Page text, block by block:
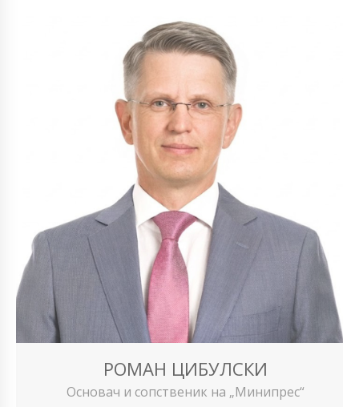
РОМАН ЦИБУЛСКИ
Основач и сопственик на „Минипрес“